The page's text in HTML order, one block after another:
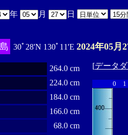
年 月 日
30ﾟ28'N 130ﾟ11'E 2024年05月
264.0 cm
224.0 cm
184.0 cm
166.0 cm
68.0 cm
[データ
0 1